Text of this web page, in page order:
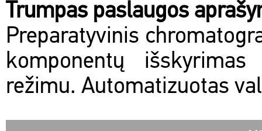
Trumpas paslaugos
Preparatyvinis
komponentų
režimu. Automatizuotas